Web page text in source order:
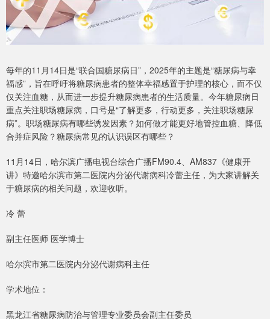
每年的11月14日是“联合国糖尿病日”，2025年的主题是“糖尿病与幸
福感”，旨在呼吁将糖尿病患者的整体幸福感置于护理的核心，而不仅
仅关注血糖，从而进一步提升糖尿病患者的生活质量。今年糖尿病日
重点关注职场糖尿病，口号是“了解更多，行动更多，关注职场糖尿
病”。职场糖尿病有哪些诱发因素？如何做才能更好地管控血糖、降低
合并症风险？糖尿病常见的认识误区有哪些？
11月14日，哈尔滨广播电视台综合广播FM90.4、AM837《健康开
讲》特邀哈尔滨市第二医院内分泌代谢病科冷蕾主任，为大家讲解关
于糖尿病的相关问题，欢迎收听。
冷 蕾
副主任医师 医学博士
哈尔滨市第二医院内分泌代谢病科主任
学术地位：
黑龙江省糖尿病防治与管理专业委员会副主任委员